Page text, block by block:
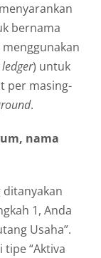
bernama
menggunakan
) untuk
per masing-
.
nama
ditanyakan
1, Anda
Usaha”.
tipe “Aktiva